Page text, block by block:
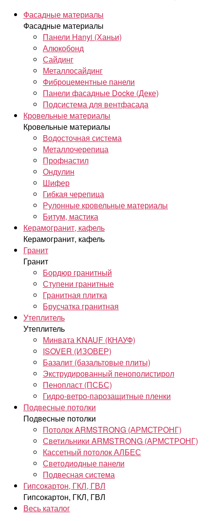
Фасадные материалы
Фасадные материалы
Панели Hanyi (Ханьи)
Алюкобонд
Сайдинг
Металлосайдинг
Фиброцементные панели
Панели фасадные Docke (Деке)
Подсистема для вентфасада
Кровельные материалы
Кровельные материалы
Водосточная система
Металлочерепица
Профнастил
Ондулин
Шифер
Гибкая черепица
Рулонные кровельные материалы
Битум, мастика
Керамогранит, кафель
Керамогранит, кафель
Гранит
Гранит
Бордюр гранитный
Ступени гранитные
Гранитная плитка
Брусчатка гранитная
Утеплитель
Утеплитель
Минвата KNAUF (КНАУФ)
ISOVER (ИЗОВЕР)
Базалит (базальтовые плиты)
Экструдированный пенополистирол
Пенопласт (ПСБС)
Гидро-ветро-парозащитные пленки
Подвесные потолки
Подвесные потолки
Потолок ARMSTRONG (АРМСТРОНГ)
Светильники ARMSTRONG (АРМСТРОНГ)
Кассетный потолок АЛБЕС
Светодиодные панели
Подвесная система
Гипсокартон, ГКЛ, ГВЛ
Гипсокартон, ГКЛ, ГВЛ
Весь каталог